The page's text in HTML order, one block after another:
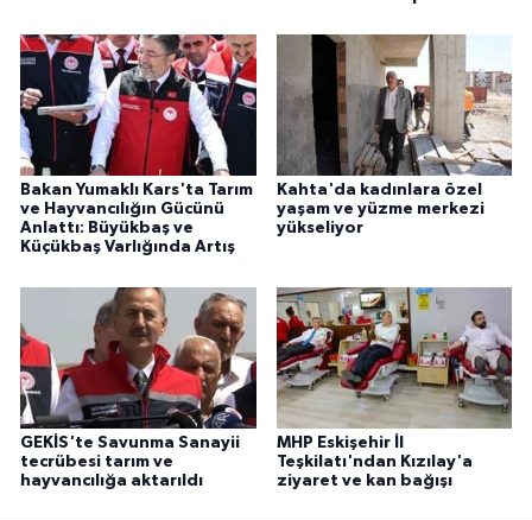
Bakan Yumaklı Kars'ta Tarım
ve Hayvancılığın Gücünü
Anlattı: Büyükbaş ve
Küçükbaş Varlığında Artış
Kahta'da kadınlara özel
yaşam ve yüzme merkezi
yükseliyor
GEKİS'te Savunma Sanayii
tecrübesi tarım ve
hayvancılığa aktarıldı
MHP Eskişehir İl
Teşkilatı'ndan Kızılay'a
ziyaret ve kan bağışı